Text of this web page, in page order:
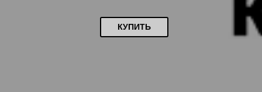
КУПИТЬ